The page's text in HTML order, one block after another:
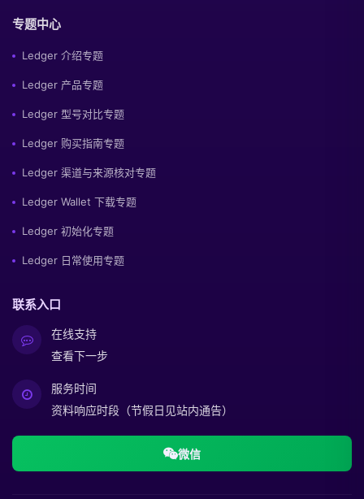
专题中心
Ledger 介绍专题
Ledger 产品专题
Ledger 型号对比专题
Ledger 购买指南专题
Ledger 渠道与来源核对专题
Ledger Wallet 下载专题
Ledger 初始化专题
Ledger 日常使用专题
联系入口
在线支持
查看下一步
服务时间
资料响应时段（节假日见站内通告）
微信